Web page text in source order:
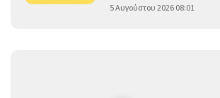
5 Αυγούστου 2026 08:01